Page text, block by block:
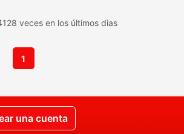
veces en los últimos dias
1
una cuenta